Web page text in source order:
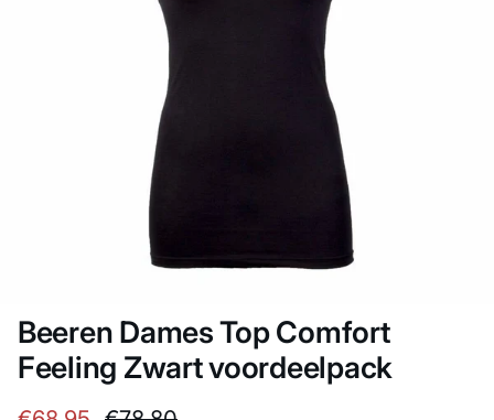
Beeren Dames Top Comfort
Feeling Zwart voordeelpack